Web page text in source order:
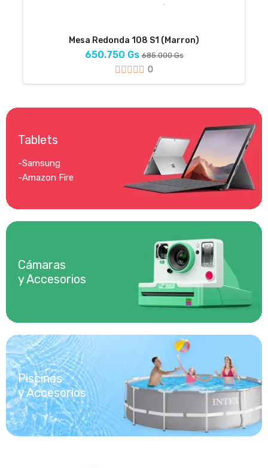
Mesa Redonda 108 S1 (Marron)
650.750 Gs685.000 Gs
0
Tablets
-Samsung
-Amazon Fire
Cámaras
y Accesorios
Piscinas
y Accesorios